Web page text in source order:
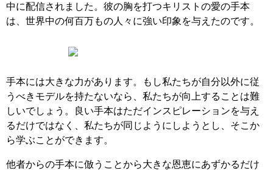
中に配信されました。彼の胸を打つキリストの愛の手本
は、世界中の何百万もの人々に強い印象を与えたのです。
手本には大きな力があります。もし私たちが自分以外に従
うべきモデルを持たないなら、私たちが向上することは難
しいでしょう。良い手本はただインスピレーションを与え
るだけではなく、私たちが同じようにしようとし、そこか
ら学ぶことができます。
他者からの手本に倣うことから大きな恩恵にあずかるだけ